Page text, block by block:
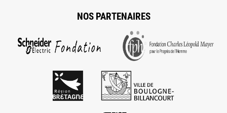
NOS PARTENAIRES